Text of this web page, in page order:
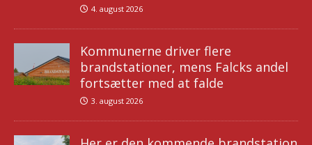
4. august 2026
Kommunerne driver flere
brandstationer, mens Falcks andel
fortsætter med at falde
3. august 2026